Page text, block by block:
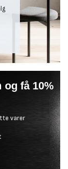
og få 10%
varer